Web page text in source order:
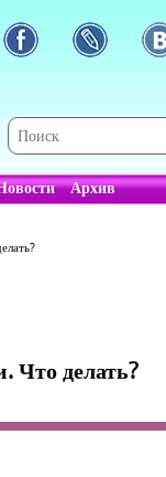
Архив
Что делать?